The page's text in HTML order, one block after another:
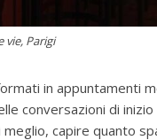
vie, Parigi
in appuntamenti
conversazioni di
capire quanto